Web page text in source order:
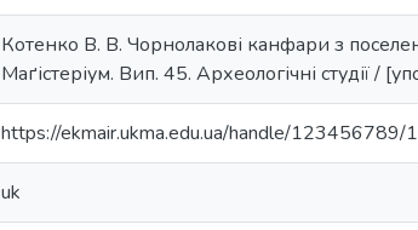
Котенко В. В. Чорнолакові канфари з
Маґістеріум. Вип. 45. Археологічні студії /
https://ekmair.ukma.edu.ua/handle/123456789/
uk